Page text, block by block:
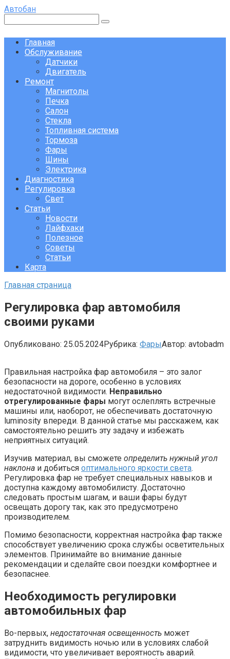
Перейти
контенту
Автобан
Главная
Обслуживание
Датчики
Двигатель
Ремонт
Магнитолы
Печка
Салон
Стекла
Топливная система
Тормоза
Фары
Шины
Электрика
Диагностика
Регулировка
Свет
Статьи
Новости
Лайфхаки
Полезное
Советы
Статьи
Карта
Главная страница
Регулировка фар автомобиля
своими руками
Опубликовано: 25.05.2024Рубрика: ФарыАвтор: avtobadm
Правильная настройка фар автомобиля – это залог
безопасности на дороге, особенно в условиях
недостаточной видимости. Неправильно
отрегулированные фары могут ослеплять встречные
машины или, наоборот, не обеспечивать достаточную
luminosity впереди. В данной статье мы расскажем, как
самостоятельно решить эту задачу и избежать
неприятных ситуаций.
Изучив материал, вы сможете определить нужный угол
наклона и добиться оптимального яркости света.
Регулировка фар не требует специальных навыков и
доступна каждому автомобилисту. Достаточно
следовать простым шагам, и ваши фары будут
освещать дорогу так, как это предусмотрено
производителем.
Помимо безопасности, корректная настройка фар также
способствует увеличению срока службы осветительных
элементов. Принимайте во внимание данные
рекомендации и сделайте свои поездки комфортнее и
безопаснее.
Необходимость регулировки
автомобильных фар
Во-первых, недостаточная освещенность может
затруднить видимость ночью или в условиях слабой
видимости, что увеличивает вероятность аварий.